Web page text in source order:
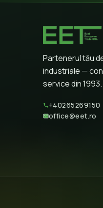
Partenerul tău
industriale —
service din 1993.
+40265269150
office@eet.ro